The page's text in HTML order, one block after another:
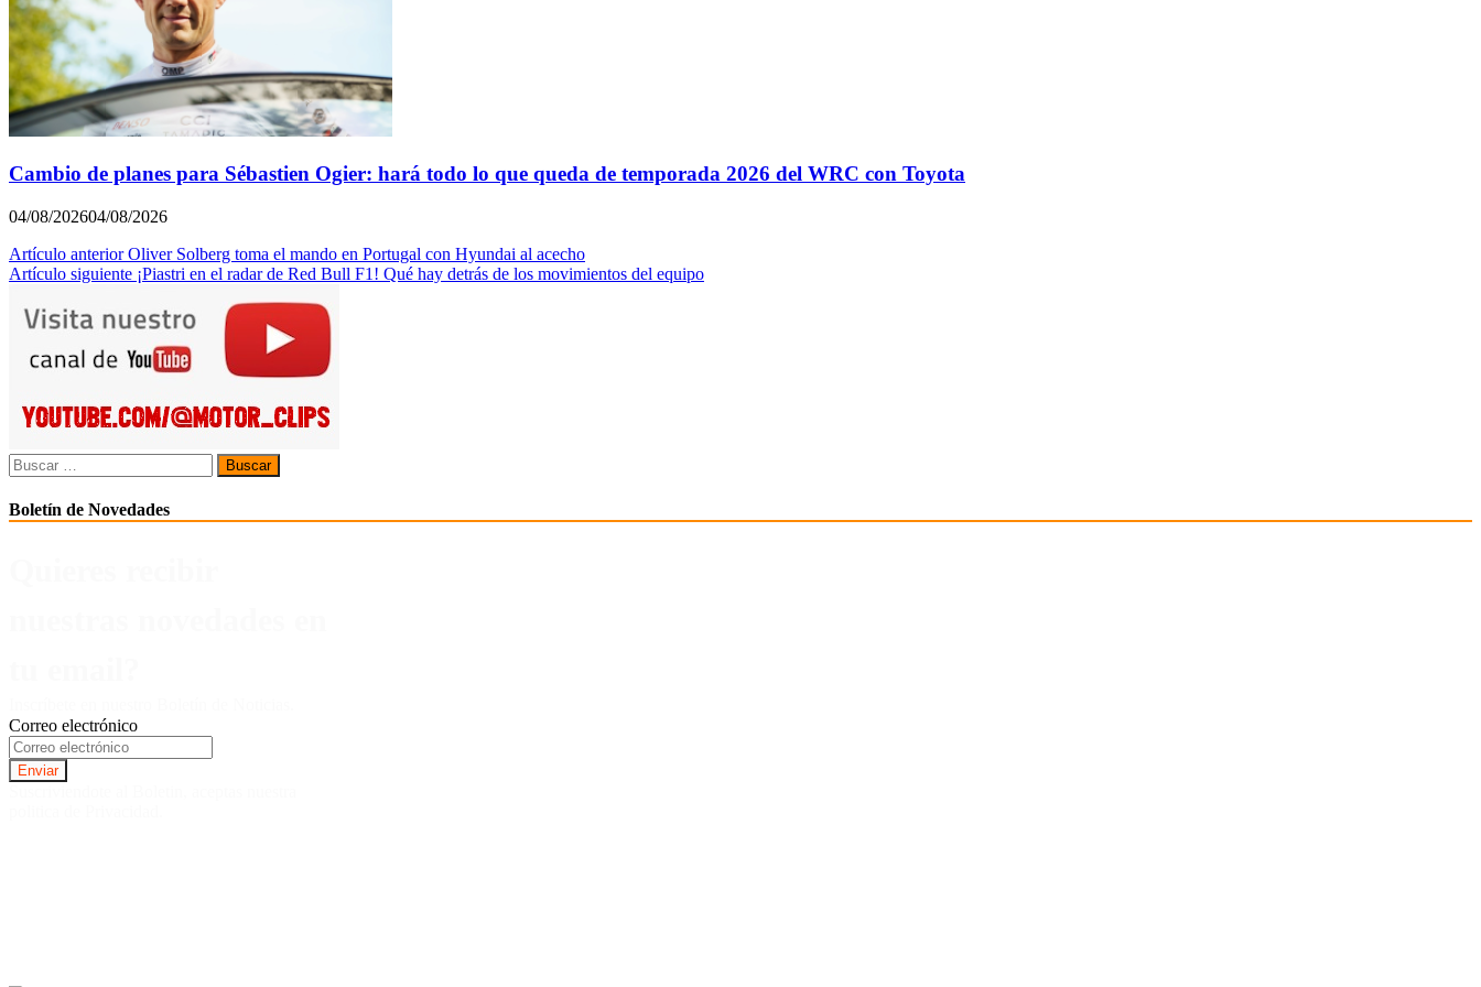
Cambio de planes para Sébastien Ogier: hará todo lo que queda de temporada 2026 del WRC con Toyota
04/08/202604/08/2026
Navegación
de
entradas
Artículo anterior Oliver Solberg toma el mando en Portugal con Hyundai al acecho
Artículo siguiente ¡Piastri en el radar de Red Bull F1! Qué hay detrás de los movimientos del equipo
Buscar:
Boletín de Novedades
Correo electrónico